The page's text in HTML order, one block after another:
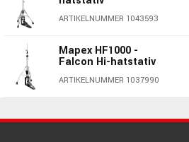
- DJ Contoller
ARTIKELNUMMER 1043593
Mapex HF1000 -
Falcon Hi-hatstativ
ARTIKELNUMMER 1037990